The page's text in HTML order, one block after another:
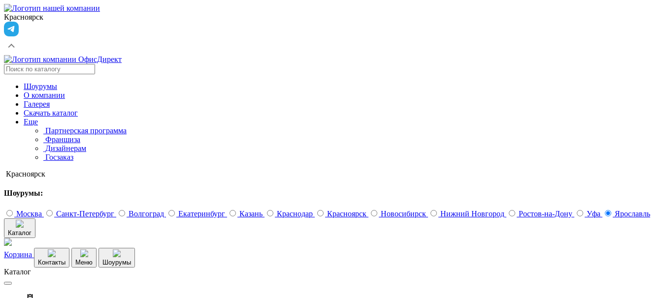
Красноярск
Шоурумы
О компании
Галерея
Скачать каталог
Еще
Партнерская программа
Франшиза
Дизайнерам
Госзаказ
Красноярск
Шоурумы:
Москва Санкт-Петербург Волгоград Екатеринбург Казань Краснодар Красноярск Новосибирск Нижний Новгород Ростов-на-Дону Уфа Ярославль
Каталог
Корзина
Контакты Меню Шоурумы
Каталог